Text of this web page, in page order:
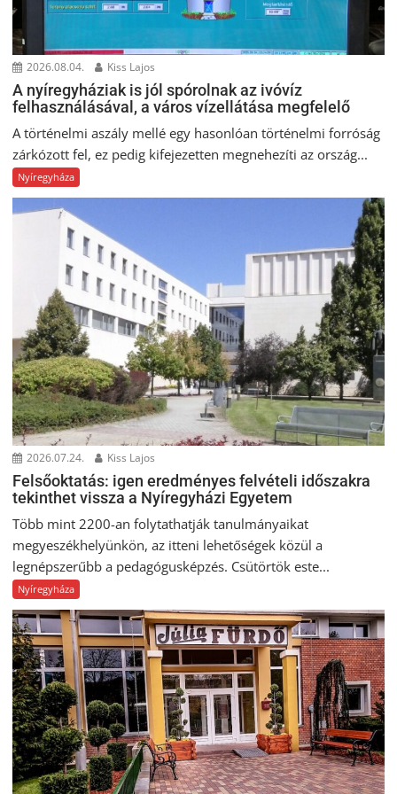
2026.08.04. Kiss Lajos
A nyíregyháziak is jól spórolnak az ivóvíz
felhasználásával, a város vízellátása megfelelő
A történelmi aszály mellé egy hasonlóan történelmi forróság
zárkózott fel, ez pedig kifejezetten megnehezíti az ország...
Nyíregyháza
2026.07.24. Kiss Lajos
Felsőoktatás: igen eredményes felvételi időszakra
tekinthet vissza a Nyíregyházi Egyetem
Több mint 2200-an folytathatják tanulmányaikat
megyeszékhelyünkön, az itteni lehetőségek közül a
legnépszerűbb a pedagógusképzés. Csütörtök este...
Nyíregyháza